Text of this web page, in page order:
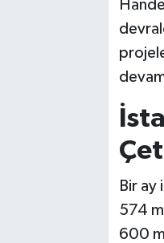
Bir ay
574
600